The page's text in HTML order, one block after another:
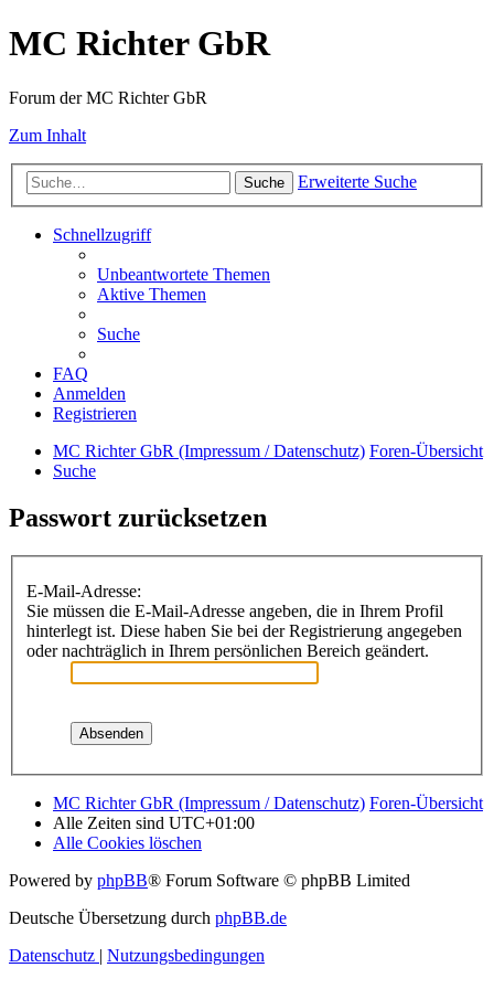
MC Richter GbR
Forum der MC Richter GbR
Zum Inhalt
Suche Erweiterte Suche
Schnellzugriff
Unbeantwortete Themen
Aktive Themen
Suche
FAQ
Anmelden
Registrieren
MC Richter GbR (Impressum / Datenschutz) Foren-Übersicht
Suche
Passwort zurücksetzen
E-Mail-Adresse:
Sie müssen die E-Mail-Adresse angeben, die in Ihrem Profil
hinterlegt ist. Diese haben Sie bei der Registrierung angegeben
oder nachträglich in Ihrem persönlichen Bereich geändert.
MC Richter GbR (Impressum / Datenschutz) Foren-Übersicht
Alle Zeiten sind UTC+01:00
Alle Cookies löschen
Powered by phpBB® Forum Software © phpBB Limited
Deutsche Übersetzung durch phpBB.de
Datenschutz | Nutzungsbedingungen